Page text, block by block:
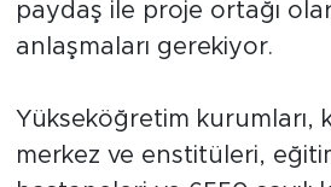
paydaş ile proje ortağı
anlaşmaları gerekiyor.
Yükseköğretim kurumları,
merkez ve enstitüleri,